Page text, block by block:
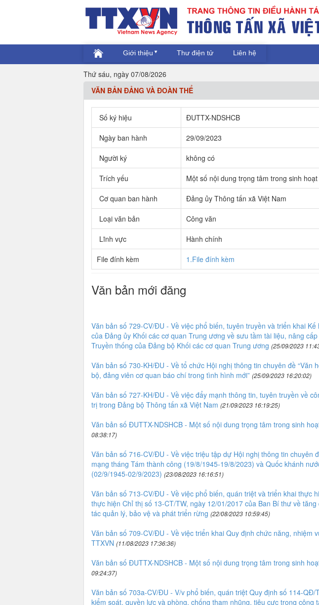
Giới thiệu Thư điện tử Liên hệ
Thứ sáu, ngày 07/08/2026
VĂN BẢN ĐẢNG VÀ ĐOÀN THỂ
Số ký hiệu ĐUTTX-NDSHCB
Ngày ban hành 29/09/2023
Người ký không có
Trích yếu Một số nội dung trọng tâm trong sinh
Cơ quan ban hành Đảng ủy Thông tấn xã Việt Nam
Loại văn bản Công văn
Lĩnh vực Hành chính
File đính kèm 1.File đính kèm
Văn bản mới đăng
Văn bản số 729-CV/ĐU - Về việc phổ biến, tuyên truyền và triển khai
của Đảng ủy Khối các cơ quan Trung ương về sưu tầm tài liệu, nâng
Truyền thống của Đảng bộ Khối các cơ quan Trung ương (25/09/2023
Văn bản số 730-KH/ĐU - Về tổ chức Hội nghị thông tin chuyên đề “Văn
bộ, đảng viên cơ quan báo chí trong tình hình mới” (25/09/2023 16:20:02)
Văn bản số 727-KH/ĐU - Về việc đẩy mạnh thông tin, tuyên truyền về
trị trong Đảng bộ Thông tấn xã Việt Nam (21/09/2023 16:19:25)
Văn bản số ĐUTTX-NDSHCB - Một số nội dung trọng tâm trong sinh
08:38:17)
Văn bản số 716-CV/ĐU - Về việc triệu tập dự Hội nghị thông tin chuyên
mạng tháng Tám thành công (19/8/1945-19/8/2023) và Quốc khánh
(02/9/1945-02/9/2023) (23/08/2023 16:16:51)
Văn bản số 713-CV/ĐU - Về việc phổ biến, quán triệt và triển khai thực
thực hiện Chỉ thị số 13-CT/TW, ngày 12/01/2017 của Ban Bí thư về
tác quản lý, bảo vệ và phát triển rừng (22/08/2023 10:59:45)
Văn bản số 709-CV/ĐU - Về việc triển khai Quy định chức năng, nhiệm
TTXVN (11/08/2023 17:36:36)
Văn bản số ĐUTTX-NDSHCB - Một số nội dung trọng tâm trong sinh
09:24:37)
Văn bản số 703a-CV/ĐU - V/v phổ biến, quán triệt Quy định số 114-
kiểm soát, quyền lực và phòng, chống tham nhũng, tiêu cực trong công